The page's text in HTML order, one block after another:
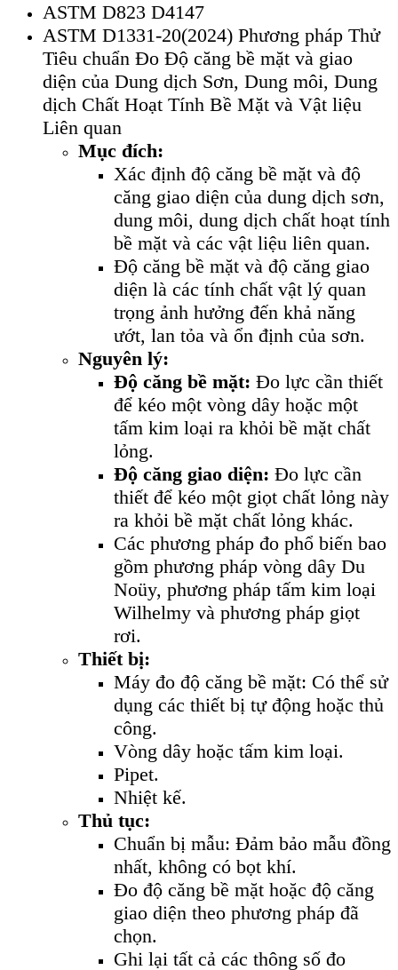
ASTM D823 D4147
ASTM D1331-20(2024) Phương pháp Thử
Tiêu chuẩn Đo Độ căng bề mặt và giao
diện của Dung dịch Sơn, Dung môi, Dung
dịch Chất Hoạt Tính Bề Mặt và Vật liệu
Liên quan
Mục đích:
Xác định độ căng bề mặt và độ
căng giao diện của dung dịch sơn,
dung môi, dung dịch chất hoạt tính
bề mặt và các vật liệu liên quan.
Độ căng bề mặt và độ căng giao
diện là các tính chất vật lý quan
trọng ảnh hưởng đến khả năng
ướt, lan tỏa và ổn định của sơn.
Nguyên lý:
Độ căng bề mặt: Đo lực cần thiết
để kéo một vòng dây hoặc một
tấm kim loại ra khỏi bề mặt chất
lỏng.
Độ căng giao diện: Đo lực cần
thiết để kéo một giọt chất lỏng này
ra khỏi bề mặt chất lỏng khác.
Các phương pháp đo phổ biến bao
gồm phương pháp vòng dây Du
Noüy, phương pháp tấm kim loại
Wilhelmy và phương pháp giọt
rơi.
Thiết bị:
Máy đo độ căng bề mặt: Có thể sử
dụng các thiết bị tự động hoặc thủ
công.
Vòng dây hoặc tấm kim loại.
Pipet.
Nhiệt kế.
Thủ tục:
Chuẩn bị mẫu: Đảm bảo mẫu đồng
nhất, không có bọt khí.
Đo độ căng bề mặt hoặc độ căng
giao diện theo phương pháp đã
chọn.
Ghi lại tất cả các thông số đo